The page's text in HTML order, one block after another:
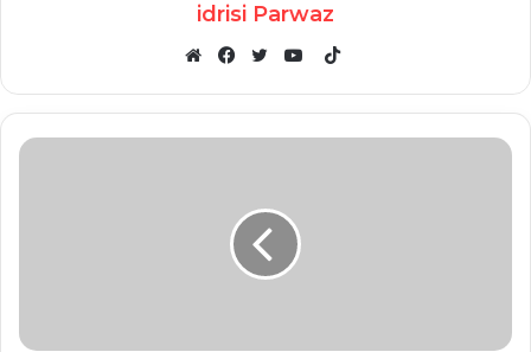
idrisi Parwaz
TikTok